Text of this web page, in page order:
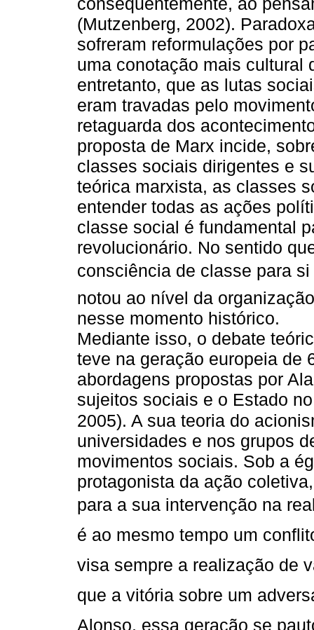
(Mutzenberg, 2002).
sofreram reformulações por
uma conotação mais cultural
entretanto, que as lutas
eram travadas pelo
retaguarda dos
proposta de Marx incide,
classes sociais dirigentes e
teórica marxista, as classes
entender todas as ações
classe social é fundamental
revolucionário. No sentido
consciência de classe para
notou ao nível da
nesse momento histórico.
Mediante isso, o debate
teve na geração europeia de
abordagens propostas por
sujeitos sociais e o Estado
2005). A sua teoria do
universidades e nos grupos
movimentos sociais. Sob a
protagonista da ação
para a sua intervenção na
é ao mesmo tempo um
visa sempre a realização de
que a vitória sobre um
Alonso, essa geração se